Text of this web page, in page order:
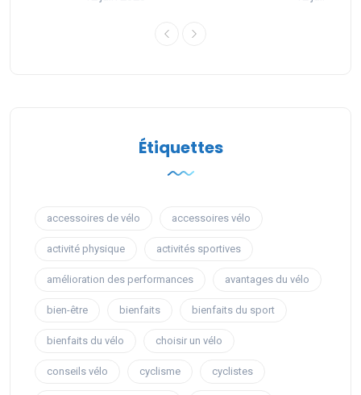
Étiquettes
accessoires de vélo accessoires vélo
activité physique activités sportives
amélioration des performances avantages du vélo
bien-être bienfaits bienfaits du sport
bienfaits du vélo choisir un vélo
conseils vélo cyclisme cyclistes